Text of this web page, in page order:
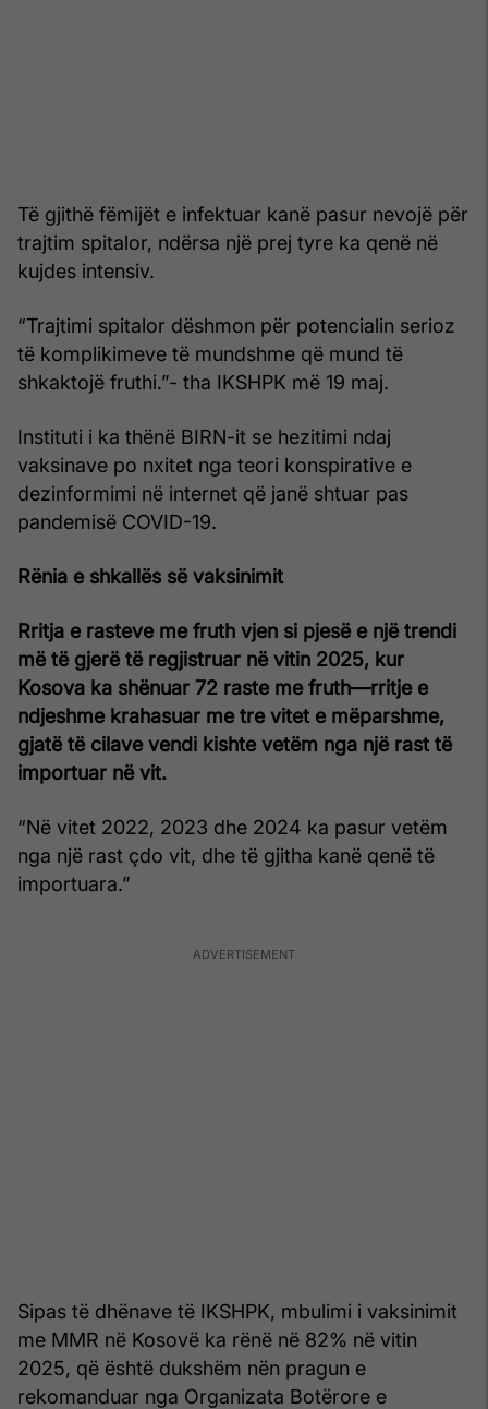
Të gjithë fëmijët e infektuar kanë pasur nevojë për
trajtim spitalor, ndërsa një prej tyre ka qenë në
kujdes intensiv.
“Trajtimi spitalor dëshmon për potencialin serioz
të komplikimeve të mundshme që mund të
shkaktojë fruthi.”- tha IKSHPK më 19 maj.
Instituti i ka thënë BIRN-it se hezitimi ndaj
vaksinave po nxitet nga teori konspirative e
dezinformimi në internet që janë shtuar pas
pandemisë COVID-19.
Rënia e shkallës së vaksinimit
Rritja e rasteve me fruth vjen si pjesë e një trendi
më të gjerë të regjistruar në vitin 2025, kur
Kosova ka shënuar 72 raste me fruth—rritje e
ndjeshme krahasuar me tre vitet e mëparshme,
gjatë të cilave vendi kishte vetëm nga një rast të
importuar në vit.
“Në vitet 2022, 2023 dhe 2024 ka pasur vetëm
nga një rast çdo vit, dhe të gjitha kanë qenë të
importuara.”
Sipas të dhënave të IKSHPK, mbulimi i vaksinimit
me MMR në Kosovë ka rënë në 82% në vitin
2025, që është dukshëm nën pragun e
rekomanduar nga Organizata Botërore e